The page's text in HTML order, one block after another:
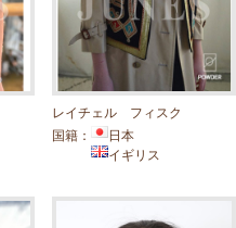
レイチェル フィスク
国籍：
日本
イギリス